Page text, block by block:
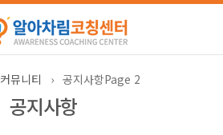
커뮤니티 › 공지사항Page 2
공지사항